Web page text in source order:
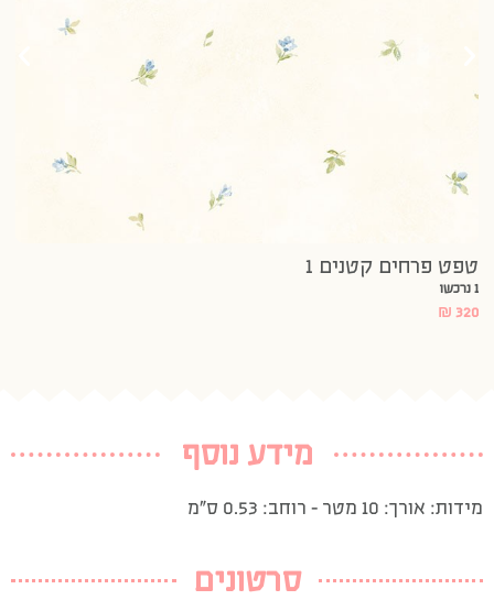
טפט פרחים קטנים 1
1 נרכשו
₪ 320
מידע נוסף
מידות: אורך: 10 מטר – רוחב: 0.53 ס”מ
סרטונים